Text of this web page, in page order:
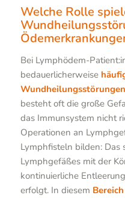
Welche Rolle
Bei Lymphödem-
bedauerlicherweise
Wundheilungsstörungen
besteht oft die große
das Immunsystem nicht
Operationen an
Lymphfisteln bilden: Das
Lymphgefäßes mit der
kontinuierliche
erfolgt. In diesem